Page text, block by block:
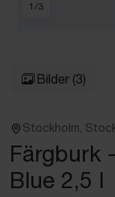
1 /3
Bilder (3)
Stockholm,
Färgburk
Blue 2,5 l